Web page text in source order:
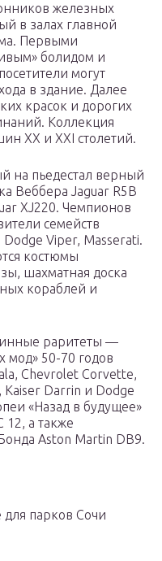
железных
в залах главной
Первыми
болидом и
могут
в здание. Далее
красок и дорогих
Коллекция
XX и XXI столетий.
на пьедестал верный
Веббера Jaguar R5B
XJ220. Чемпионов
семейств
Viper, Masserati.
костюмы
шахматная доска
кораблей и
раритеты —
мод» 50-70 годов
Chevrolet Corvette,
Kaiser Darrin и Dodge
«Назад в будущее»
а также
Aston Martin DB9.
парков Сочи